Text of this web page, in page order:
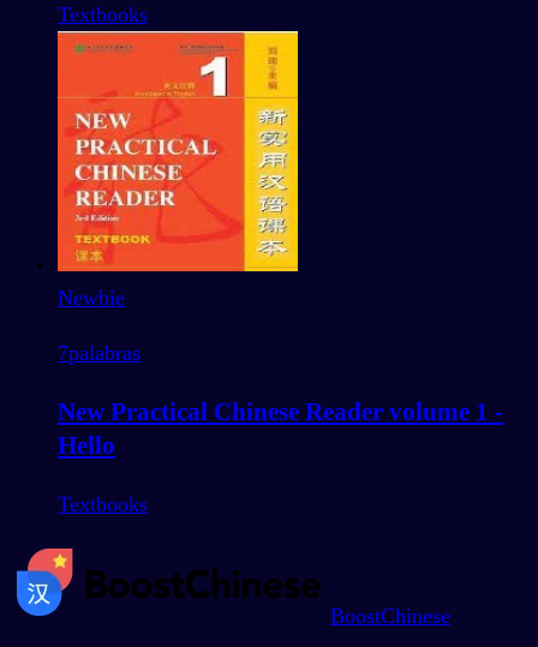
Textbooks
Newbie
7palabras
New Practical Chinese Reader volume 1 -
Hello
Textbooks
BoostChinese